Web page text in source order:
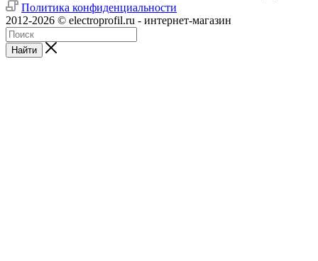
Политика конфиденциальности
2012-2026 © electroprofil.ru - интернет-магазин
Найти